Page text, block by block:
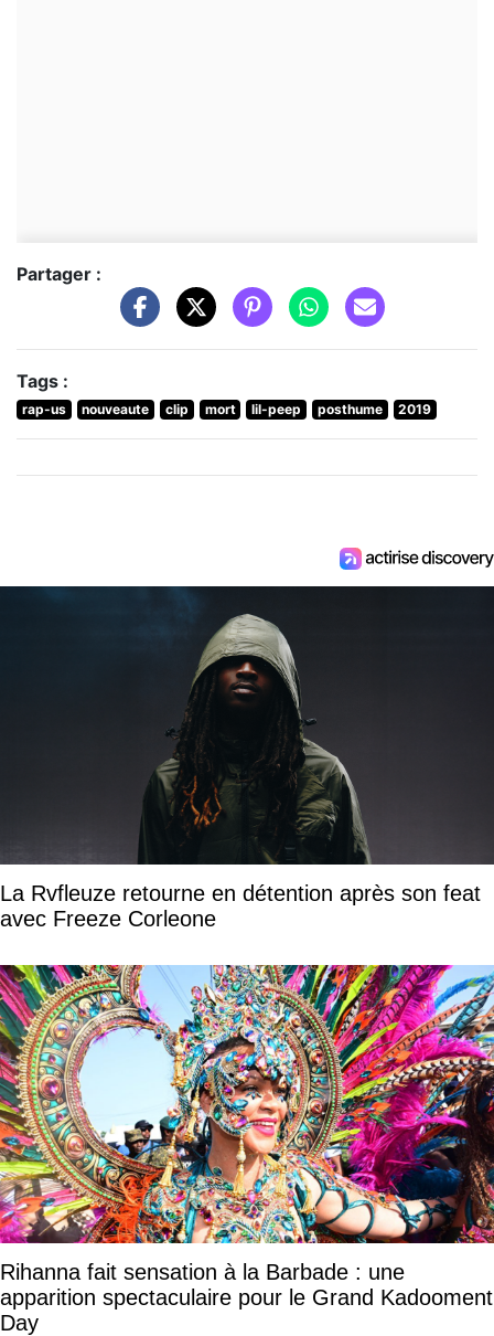
Partager :
Tags :
rap-us nouveaute clip mort lil-peep posthume 2019
La Rvfleuze retourne en détention après son feat
avec Freeze Corleone
Rihanna fait sensation à la Barbade : une
apparition spectaculaire pour le Grand Kadooment
Day